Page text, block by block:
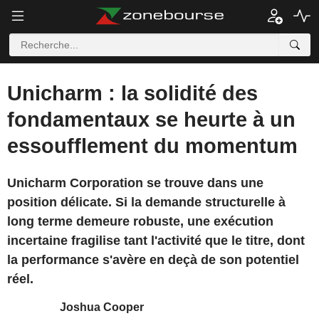
Unicharm : la solidité des
fondamentaux se heurte à un
essoufflement du momentum
Unicharm Corporation se trouve dans une
position délicate. Si la demande structurelle à
long terme demeure robuste, une exécution
incertaine fragilise tant l'activité que le titre, dont
la performance s'avère en deçà de son potentiel
réel.
Joshua Cooper